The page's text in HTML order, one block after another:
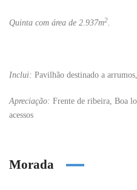
Quinta com área de 2.937m2.
Inclui: Pavilhão destinado a
Apreciação: Frente de ribeira, Boa
acessos
Morada